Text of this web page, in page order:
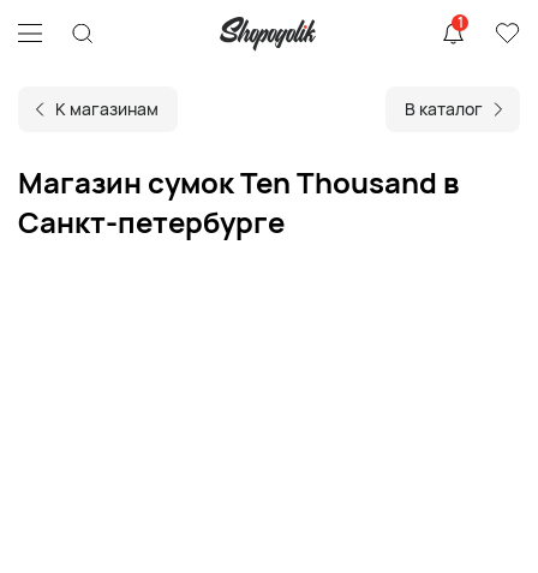
1
К магазинам В каталог
Магазин сумок Ten Thousand в
Санкт-петербурге